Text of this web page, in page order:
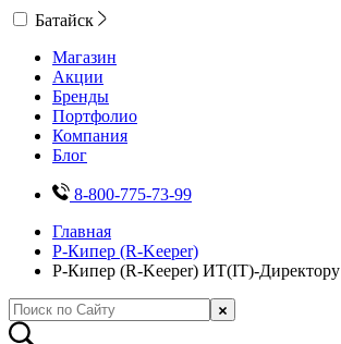
Батайск
Магазин
Акции
Бренды
Портфолио
Компания
Блог
8-800-775-73-99
Главная
Р-Кипер (R-Keeper)
Р-Кипер (R-Keeper) ИТ(IT)-Директору